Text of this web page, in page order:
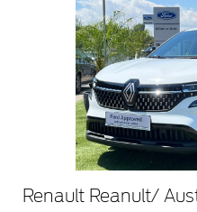
Renault Reanult/